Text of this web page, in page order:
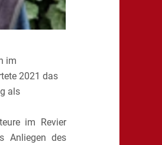
im
2021 das
als
im Revier
Anliegen des